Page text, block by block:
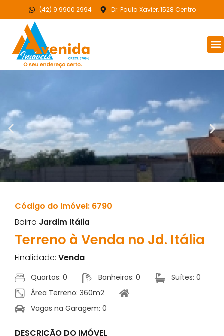
(42) 9 9900 2994 Dr. Paula Xavier, 1528 Centro
Código do Imóvel: 6790
Bairro Jardim Itália
Terreno à Venda no Jd. Itália
Finalidade: Venda
Quartos: 0 Banheiros: 0
Suítes: 0
Área Terreno: 360m2
Vagas na Garagem: 0
DESCRIÇÃO DO IMÓVEL